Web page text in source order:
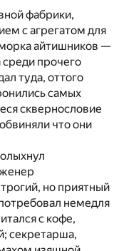
фабрики,
с агрегатом для
айтишников —
прочего
туда, оттого
самых
сквернословие
что они
но приятный
немедля
с кофе,
секретарша,